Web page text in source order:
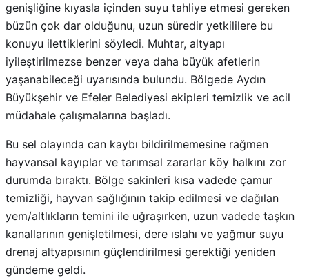
genişliğine kıyasla içinden suyu tahliye etmesi gereken
büzün çok dar olduğunu, uzun süredir yetkililere bu
konuyu ilettiklerini söyledi. Muhtar, altyapı
iyileştirilmezse benzer veya daha büyük afetlerin
yaşanabileceği uyarısında bulundu. Bölgede Aydın
Büyükşehir ve Efeler Belediyesi ekipleri temizlik ve acil
müdahale çalışmalarına başladı.
Bu sel olayında can kaybı bildirilmemesine rağmen
hayvansal kayıplar ve tarımsal zararlar köy halkını zor
durumda bıraktı. Bölge sakinleri kısa vadede çamur
temizliği, hayvan sağlığının takip edilmesi ve dağılan
yem/altlıkların temini ile uğraşırken, uzun vadede taşkın
kanallarının genişletilmesi, dere ıslahı ve yağmur suyu
drenaj altyapısının güçlendirilmesi gerektiği yeniden
gündeme geldi.